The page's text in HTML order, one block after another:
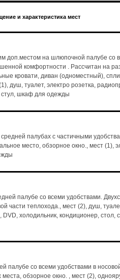
и характеристика мест
доп.местом на шлюпочной палубе со
комфортности . Рассчитан на
кровати, диван (одноместный),
душ, туалет, электро розетка,
стул, шкаф для одежды
палубах с частичными
место, обзорное окно., мест (1),
палубе со всеми удобствами.
части теплохода., мест (2), душ,
DVD, холодильник, кондиционер, стол,
палубе со всеми удобствами в
обзорное окно. , мест (2),